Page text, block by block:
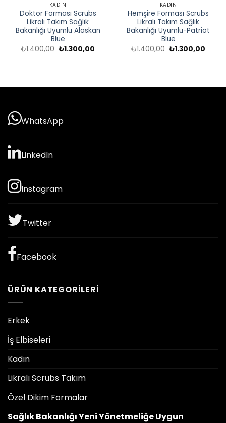
KADIN
Doktor Forması Scrubs
Likralı Takım Sağlık
Bakanlığı Uyumlu Alaskan
Blue
₺1.400,00 Orijinal
₺1.300,00
KADIN
Hemşire Forması Scrubs
Likralı Takım Sağlık
Bakanlığı Uyumlu-Patriot
Blue
₺1.400,00 Orijinal
₺1.300,00
WhatsApp
LinkedIn
Instagram
Twitter
Facebook
ÜRÜN KATEGORILERI
Erkek
İş Elbiseleri
Kadın
Likralı Scrubs Takım
Özel Dikim Formalar
Sağlık Bakanlığı Yeni Yönetmeliğe Uygun